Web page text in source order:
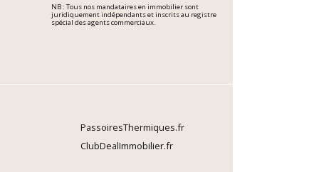
NB : Tous nos mandataires en immobilier sont
juridiquement indépendants et inscrits au registre
spécial des agents commerciaux.
PassoiresThermiques.fr
ClubDealImmobilier.fr